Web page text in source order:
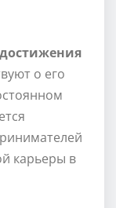
о его
карьеры в